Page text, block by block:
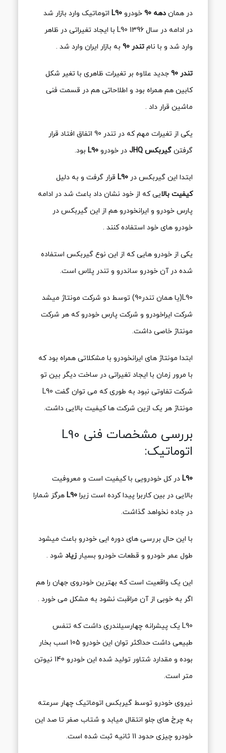
در همان دهه 90 خودرو L90اتوماتیک وارد بازار شد
در ادامه در سال 1396 L90 با ایجاد تغیراتی در ظاهر
وارد شد و با نام تندر 90 به بازار ایران وارد شد .
تندر 90
جدید علاوه بر تغیرات ظاهری با تغیر شکل
کابین هم همراه بود و اطلاحاتی هم در قسمت فنی
ماشین قرار داد .
یکی از تغیرات مهم که در تندر 90 اتفاق افتاد قرار
گرفتن گیربکس JHQ در خودرو L90بود.
ابتدا این گیربکس در L90قرار گرفت و به دلیل
کیفیت بالایی که از خود نشان داد باعث شد در ادامه
پارس خودرو و ایرانخودرو هم از این گیربکس در
خودرو های خود استفاده کنند .
یکی از خودرو هایی که از این نوع گیربکس استفاده
شده در آن خودرو ساندرو و تندر پلاس است.
L90(یا همان تندر90) توسط دو شرکت مونتاژ میشد
شرکت ایراخودرو و شرکت پارس خودرو که هر شرکت
مونتاژ خاصی داشت.
ابتدا مونتاژ های ایرانخودرو با مشکلاتی همراه بود که
با مرور زمان با ایجاد تغیراتی در ساخت دیگر بین تو
شرکت تفاوتی نبود به طوری که می توان گفت L90
مونتاژ هر یک ازین شرکت ها کیفیت بالایی داشت.
بررسی مشخصات فنی L90
اتوماتیک:
L90در کل خودرویی با کیفیت است و معروفیت
بالایی در بین کاربرا پیدا کرده است زیرا L90هرگز شمارا
در جاده نخواهد گذاشت.
با این حال بررسی های دوره ایی خودرو باعث میشود
طول عمر خودرو و قطعات خودرو بسیار زیادشود .
این یک واقعیت است که بهترین خودروی جهان را هم
اگر به خوبی از آن مراقبت نشود به مشکل می خورد .
L90 یک پیشرانه چهارسیلندری داشت که تنفس
طبیعی داشت حداکثر توان این خودرو 105 اسب بخار
بوده و مقدارد شتاور تولید شده این خودرو 140 نیوتن
متر است.
نیروی خودرو توسط گیربکس اتوماتیک چهار سرعته
به چرخ های جلو انتقال میابد و شتاب صفر تا صد این
خودرو چیزی حدود 11 ثانیه ثبت شده است.